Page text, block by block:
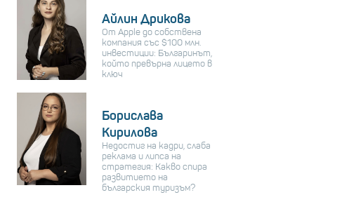
Айлин Дрикова
От Apple до собствена
компания със $100 млн.
инвестиции: Българинът,
който превърна лицето в
ключ
Борислава
Кирилова
Недостиг на кадри, слаба
реклама и липса на
стратегия: Какво спира
развитието на
българския туризъм?